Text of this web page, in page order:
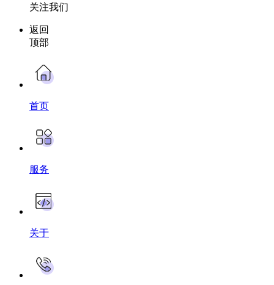
关注我们
返回
顶部
首页
服务
关于